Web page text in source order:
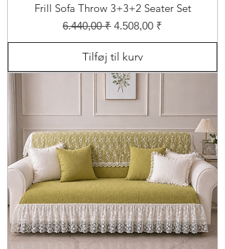
Frill Sofa Throw 3+3+2 Seater Set
Regulær pris
6.440,00 ₹ Salgspris
4.508,00 ₹
Tilføj til kurv